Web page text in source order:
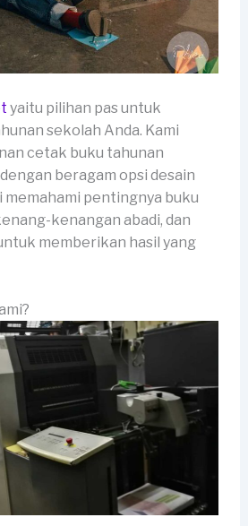
yaitu pilihan pas untuk
sekolah Anda. Kami
cetak buku tahunan
beragam opsi desain
memahami pentingnya buku
kenangan abadi, dan
memberikan hasil yang